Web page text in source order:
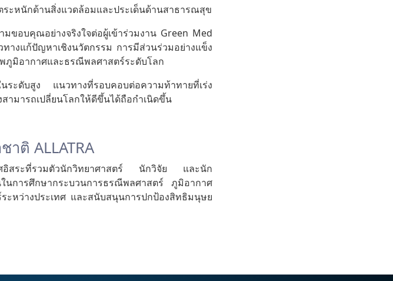
ะหนักด้านสิ่งแวดล้อมและประเด็นด้านสาธารณสุข
ขอบคุณอย่างจริงใจต่อผู้เข้าร่วมงาน Green Med
งแก้ปัญหาเชิงนวัตกรรม การมีส่วนร่วมอย่างแข็ง
ภูมิอากาศและธรณีพลศาสตร์ระดับโลก
นระดับสูง แนวทางที่รอบคอบต่อความท้าทายที่เร่ง
ามารถเปลี่ยนโลกให้ดีขึ้นได้ถือกำเนิดขึ้น
ติ ALLATRA
ศอิสระที่รวมตัวนักวิทยาศาสตร์ นักวิจัย และนัก
นการศึกษากระบวนการธรณีพลศาสตร์ ภูมิอากาศ
ะหว่างประเทศ และสนับสนุนการปกป้องสิทธิมนุษย